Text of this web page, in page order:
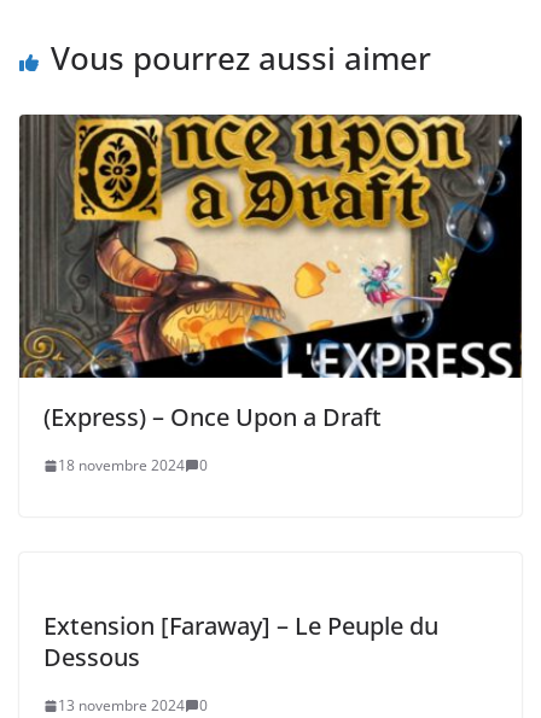
Vous pourrez aussi aimer
(Express) – Once Upon a Draft
18 novembre 2024 0
Extension [Faraway] – Le Peuple du
Dessous
13 novembre 2024 0